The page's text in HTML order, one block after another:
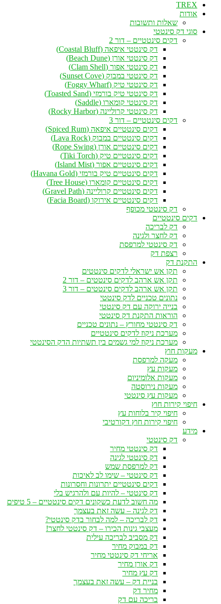
TREX
אודות
שאלות ותשובות
סוגי דק סינטטי
דקים סינטטיים – דור 2
דק סינטטי איפאה (Coastal Bluff)
דק סינטטי אורן (Beach Dune)
דק סינטטי אפור (Clam Shell)
דק סינטטי במבוק (Sunset Cove)
דק סינטטי טיק (Foggy Wharf)
דק סינטטי טיק בורמזי (Toasted Sand)
דק סינטטי קומארו (Saddle)
דק סינטטי קרוליינה (Rocky Harbor)
דקים סינטטיים – דור 3
דקים סינטטיים איפאה (Spiced Rum)
דקים סינטטיים במבוק (Lava Rock)
דקים סינטטיים אורן (Rope Swing)
דקים סינטטיים טיק (Tiki Torch)
דקים סינטטיים אפור (Island Mist)
דקים סינטטיים טיק בורמזי (Havana Gold)
דקים סינטטיים קומארו (Tree House)
דקים סינטטיים קרוליינה (Gravel Path)
דקים סינטטיים אירוקו (Facia Board)
דק סינטטי מכופף
דקים סינטטיים
דק לבריכה
דק לחצר ולגינה
דק סינטטי למרפסת
רצפת דק
התקנת דק
תקן אש ישראלי לדקים סינטטים
תקן אש ארהב לדקים סינטטים – דור 2
תקן אש ארהב לדקים סינטטים – דור 3
נתונים טכניים לדק סינטטי
בנייה ירוקה עם דק סינטטי
הוראות התקנת דק סינטטי
דק סינטטי מחורץ – נתונים טכניים
מערכת ניקוז לדקים סינטטיים
מערכת ניקוז למי גשמים בין תשתיות הדק הסינטטי
מעקות חוץ
מעקה למרפסת
מעקות עץ
מעקות אלומיניום
מעקות נירוסטה
מעקות עץ סינטטי
חיפוי קירות חוץ
חיפוי קיר בלוחות עץ
חיפוי קירות חוץ דקורטיבי
מידע
דק סינטטי
דק סינטטי מחיר
דק סינטטי לגינה
דק למרפסת שמש
דק סינטטי – שימו לב לאיכות
דקים סינטטיים יתרונות וחסרונות
דק סינטטי – להיות עם ולהרגיש בלי
מה חשוב לדעת כשקונים דקים סינטטיים – 5 טיפים
דק לגינה – עשה זאת בעצמך
דק לבריכה – למה לבחור בדק סינטטי?
מעצבי גינות הכירו – דק סינטטי לחצר!
דק מסביב לבריכה עילית
דק במבוק מחיר
אריחי דק סינטטי מחיר
דק אורן מחיר
דק עץ מחיר
בניית דק – עשה זאת בעצמך
מחיר דק
בריכה עם דק